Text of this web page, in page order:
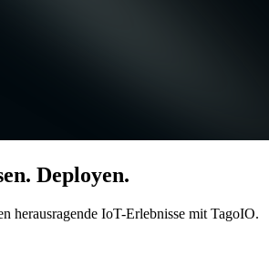
Deployen.
herausragende IoT-Erlebnisse mit TagoIO.